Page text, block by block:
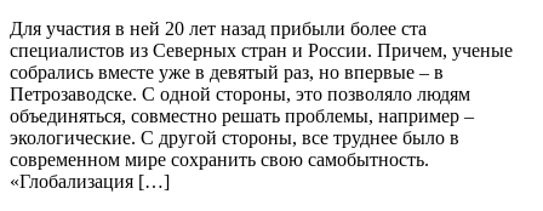
Для участия в ней 20 лет назад прибыли более ста
специалистов из Северных стран и России. Причем, ученые
собрались вместе уже в девятый раз, но впервые – в
Петрозаводске. С одной стороны, это позволяло людям
объединяться, совместно решать проблемы, например –
экологические. С другой стороны, все труднее было в
современном мире сохранить свою самобытность.
«Глобализация […]